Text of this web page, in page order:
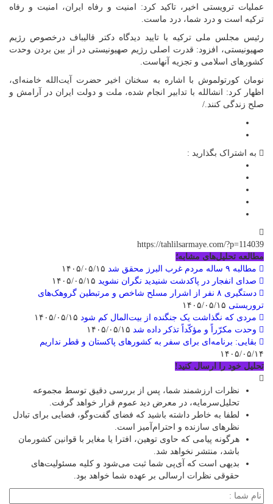
عملیات ترویستی اخیر، تاکید کرد: امنیت و رفاه ایران، امنیت و رفاه
ترکیه است و درد شما، درد ماست.
رئیس مجلس ملی ترکیه با تایید دیدگاه دکتر قالیباف درخصوص رژیم
صهیونیستی، افزود: قدرت اصلی رژیم صهیونیستی در از بین بردن وحدت
کشورهای اسلامی و تجزیه آنهاست.
نومان کورتولموش با اشاره به سخنان اخیر حضرت آیت‌الله خامنه‌ای،
اظهار کرد: انشالله با تدابیر انجام شده، ملت و دولت ایران در آرامش و
صلح زندگی کنند./
به اشتراک بگذارید :
https://tahlilsarmaye.com/?p=114039
مطالعه تحلیل‌های مشابه؛
مطالبه ۹ ساله مردم غرب البرز محقق شد
صدای انفجار در پاکدشت شنیدید نگران نشوید
دستگیری ۸ نفر از اشرار مسلح شاخص و مرتبطین گروهک‌های
تروریستی
مردی که نگذاشت یک جنگنده از بیت‌المال کم شود
وحدت مکرّراً و مؤکّداً تذکر داده شد
بقایی: برنامه‌ای برای سفر به کشورهای پاکستان و قطر نداریم
۱۴۰۵/۰۵/۱۴
تحلیل خود را ارسال کنید!
نظرات ارزشمند شما، پس از بررسی دقیق توسط مجموعه
تحلیل‌سرمایه، در معرض دید عموم قرار خواهد گرفت.
لطفا به خاطر داشته باشید که فضای گفت‌وگو، فضایی برای تبادل
نظرهای سازنده و احترام‌آمیز است.
هرگونه پیامی که حاوی توهین، افترا یا مغایر با قوانین کشورمان
باشد، منتشر نخواهد شد.
بدیهی است که آی‌پی شما ثبت می‌شود و کلیه مسئولیت‌های
حقوقی نظرات ارسالی بر عهده شما خواهد بود.